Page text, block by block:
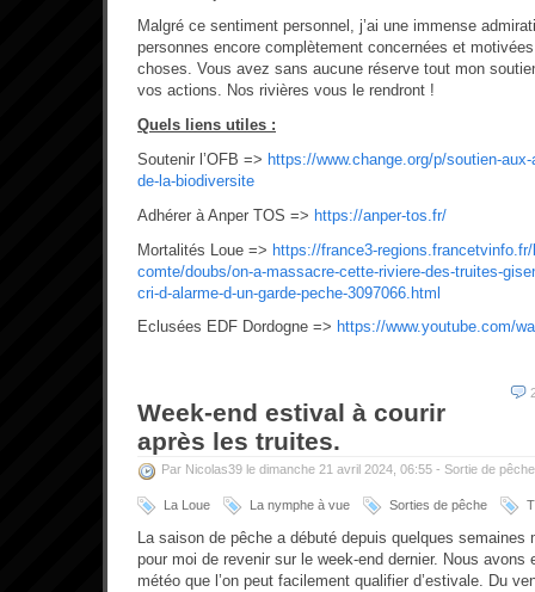
Malgré ce sentiment personnel, j’ai une immense
personnes encore complètement concernées et
choses. Vous avez sans aucune réserve tout mon
vos actions. Nos rivières vous le rendront !
Quels liens utiles :
Soutenir l’OFB => https://www.change.org/p/soutien-
de-la-biodiversite
Adhérer à Anper TOS => https://anper-tos.fr/
Mortalités Loue => https://france3-
comte/doubs/on-a-massacre-cette-riviere-des-truites-
cri-d-alarme-d-un-garde-peche-3097066.html
Eclusées EDF Dordogne => https://www.youtube.com/
Week-end estival à courir
après les truites.
Par Nicolas39 le dimanche 21 avril 2024, 06:55 - Sortie de pêche
La Loue La nymphe à vue Sorties de pêche
La saison de pêche a débuté depuis quelques semaines
pour moi de revenir sur le week-end dernier. Nous avons
météo que l’on peut facilement qualifier d’estivale. Du